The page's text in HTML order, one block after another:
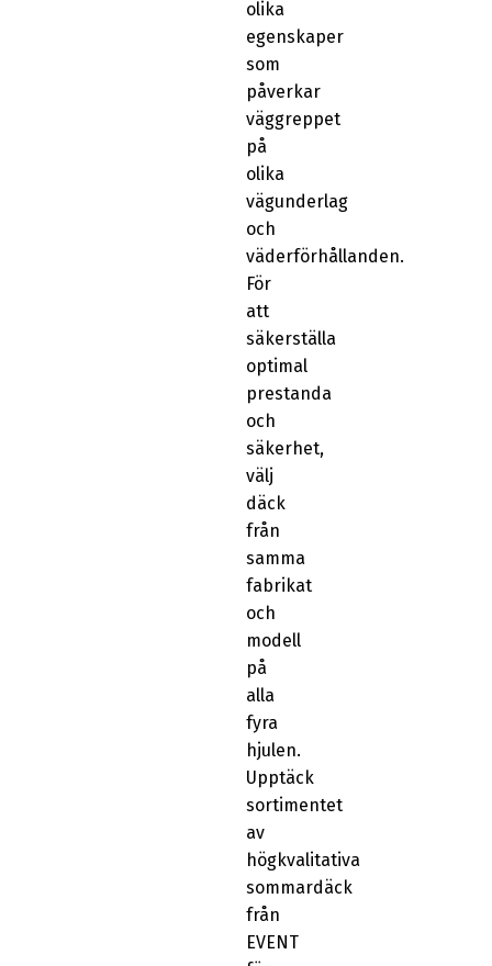
olika
egenskaper
som
påverkar
väggreppet
på
olika
vägunderlag
och
väderförhållanden.
För
att
säkerställa
optimal
prestanda
och
säkerhet,
välj
däck
från
samma
fabrikat
och
modell
på
alla
fyra
hjulen.
Upptäck
sortimentet
av
högkvalitativa
sommardäck
från
EVENT